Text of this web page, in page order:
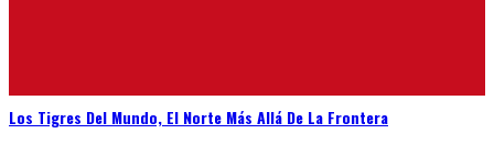
Los Tigres Del Mundo, El Norte Más Allá De La Frontera